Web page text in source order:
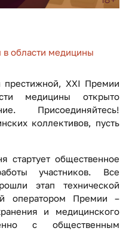
области медицины
престижной, XXI Премии
медицины открыто
Присоединяйтесь!
коллективов, пусть
стартует общественное
участников. Все
этап технической
оператором Премии –
и медицинского
с общественным